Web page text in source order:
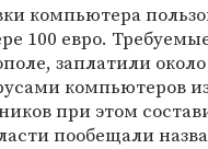
компьютера
100 евро.
заплатили
компьютеров
при этом
пообещали